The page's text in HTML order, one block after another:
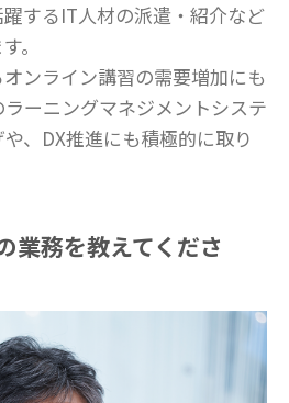
するIT人材の派遣・紹介など
。
ンライン講習の需要増加にも
ーニングマネジメントシステ
、DX推進にも積極的に取り
業務を教えてくださ